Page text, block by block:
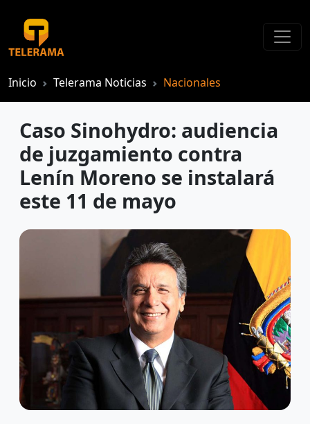
Inicio Telerama Noticias Nacionales
Caso Sinohydro: audiencia
de juzgamiento contra
Lenín Moreno se instalará
este 11 de mayo